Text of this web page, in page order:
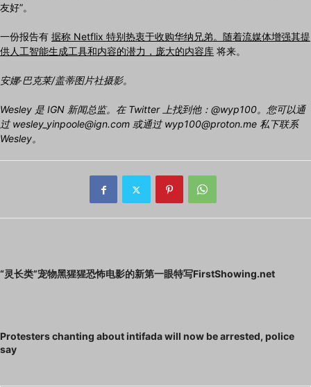
友好”。
一份报告有 据称 Netflix 特别热衷于收购华纳兄弟。随着流媒体增强其提
供人工智能生成工具和内容的潜力，庞大的内容库 将来。
安娜·巴克莱/盖蒂图片社摄影。
Wesley 是 IGN 新闻总监。在 Twitter 上找到他：@wyp100。您可以通
过 wesley_yinpoole@ign.com 或通过 wyp100@proton.me 私下联系
Wesley。
“灵长类”宠物黑猩猩恐怖电影的新第一眼特写FirstShowing.net
Protesters chanting about intifada will now be arrested, police
say